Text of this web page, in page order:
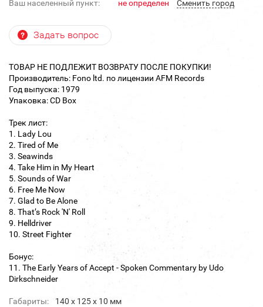
Ваш населенный пункт: не определен Cменить город
Задать вопрос
ТОВАР НЕ ПОДЛЕЖИТ ВОЗВРАТУ ПОСЛЕ ПОКУПКИ!
Производитель: Fono ltd. по лицензии AFM Records
Год выпуска: 1979
Упаковка: CD Box
Трек лист:
1. Lady Lou
2. Tired of Me
3. Seawinds
4. Take Him in My Heart
5. Sounds of War
6. Free Me Now
7. Glad to Be Alone
8. That’s Rock 'N' Roll
9. Helldriver
10. Street Fighter
Бонус:
11. The Early Years of Accept - Spoken Commentary by Udo
Dirkschneider
Габариты: 140 х 125 х 10 мм